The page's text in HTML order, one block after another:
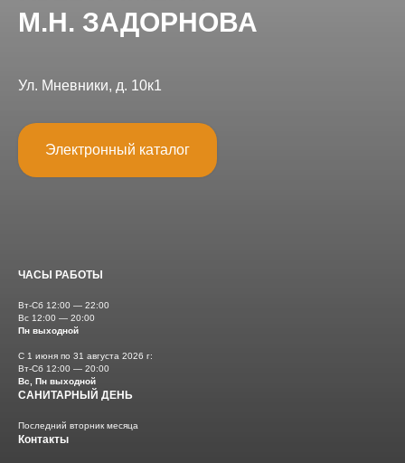
М.Н. ЗАДОРНОВА
Ул. Мневники, д. 10к1
Электронный каталог
ЧАСЫ РАБОТЫ
Вт-Сб 12:00 — 22:00
Вс 12:00 — 20:00
Пн выходной
С 1 июня по 31 августа 2026 г:
Вт-Сб 12:00 — 20:00
Вс, Пн выходной
САНИТАРНЫЙ ДЕНЬ
Последний вторник месяца
Контакты